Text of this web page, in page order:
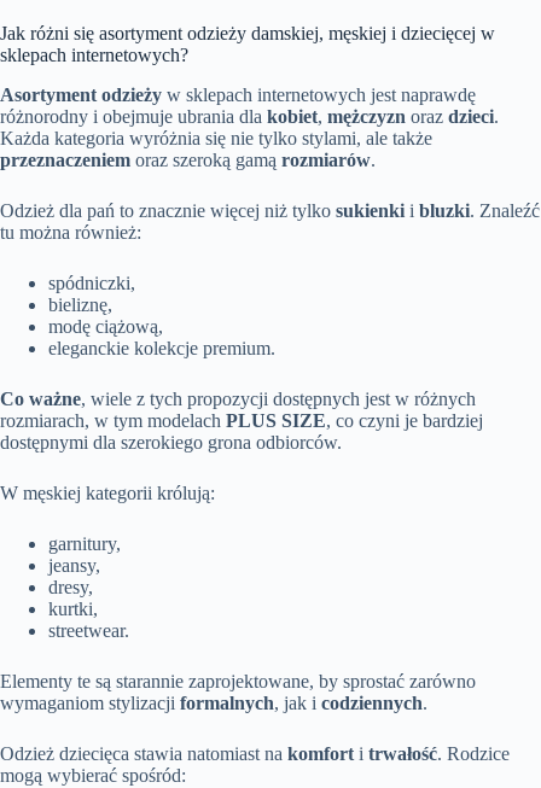
Jak różni się asortyment odzieży damskiej, męskiej i dziecięcej w
sklepach internetowych?
Asortyment odzieży w sklepach internetowych jest naprawdę
różnorodny i obejmuje ubrania dla kobiet, mężczyzn oraz dzieci.
Każda kategoria wyróżnia się nie tylko stylami, ale także
przeznaczeniem oraz szeroką gamą rozmiarów.
Odzież dla pań to znacznie więcej niż tylko sukienki i bluzki. Znaleźć
tu można również:
spódniczki,
bieliznę,
modę ciążową,
eleganckie kolekcje premium.
Co ważne, wiele z tych propozycji dostępnych jest w różnych
rozmiarach, w tym modelach PLUS SIZE, co czyni je bardziej
dostępnymi dla szerokiego grona odbiorców.
W męskiej kategorii królują:
garnitury,
jeansy,
dresy,
kurtki,
streetwear.
Elementy te są starannie zaprojektowane, by sprostać zarówno
wymaganiom stylizacji formalnych, jak i codziennych.
Odzież dziecięca stawia natomiast na komfort i trwałość. Rodzice
mogą wybierać spośród: